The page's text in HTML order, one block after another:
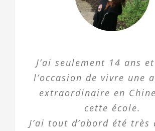
J’ai seulement 14 ans
l’occasion de vivre une
extraordinaire en
cette école.
J’ai tout d’abord été très